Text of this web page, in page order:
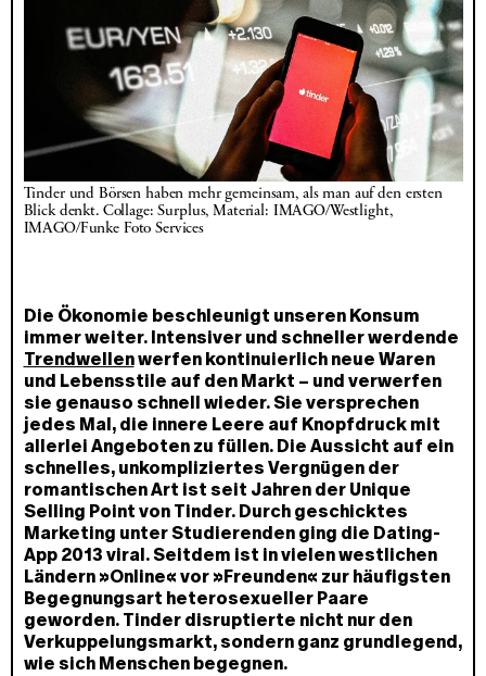
Tinder und Börsen haben mehr gemeinsam, als man auf den ersten
Blick denkt. Collage: Surplus, Material: IMAGO/Westlight,
IMAGO/Funke Foto Services
Die Ökonomie beschleunigt unseren Konsum
immer weiter. Intensiver und schneller werdende
Trendwellenwerfen kontinuierlich neue Waren
und Lebensstile auf den Markt – und verwerfen
sie genauso schnell wieder. Sie versprechen
jedes Mal, die innere Leere auf Knopfdruck mit
allerlei Angeboten zu füllen. Die Aussicht auf ein
schnelles, unkompliziertes Vergnügen der
romantischen Art ist seit Jahren der Unique
Selling Point von Tinder. Durch geschicktes
Marketing unter Studierenden ging die Dating-
App 2013 viral. Seitdem ist in vielen westlichen
Ländern »Online« vor »Freunden« zur häufigsten
Begegnungsart heterosexueller Paare
geworden. Tinder disruptierte nicht nur den
Verkuppelungsmarkt, sondern ganz grundlegend,
wie sich Menschen begegnen.